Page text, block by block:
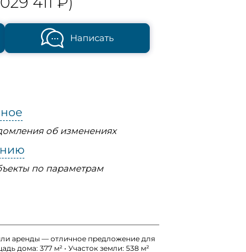
Написать
об изменениях
по параметрам
аренды — отличное предложение для
дома: 377 м² • Участок земли: 538 м²